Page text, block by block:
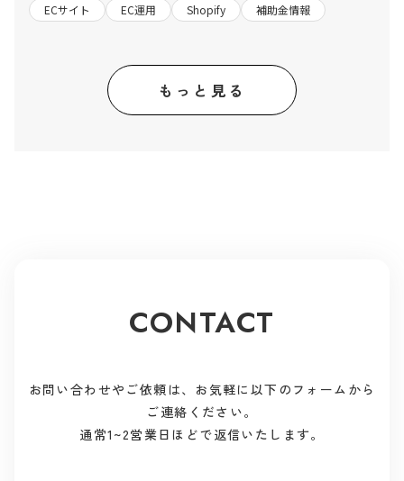
ECサイト EC運用 Shopify 補助金情報
もっと見る
CONTACT
お問い合わせやご依頼は、お気軽に以下のフォームから
ご連絡ください。
通常1~2営業日ほどで返信いたします。